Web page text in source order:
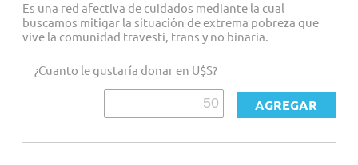
Es una red afectiva de cuidados mediante la cual
buscamos mitigar la situación de extrema pobreza que
vive la comunidad travesti, trans y no binaria.
¿Cuanto le gustaría donar en U$S?